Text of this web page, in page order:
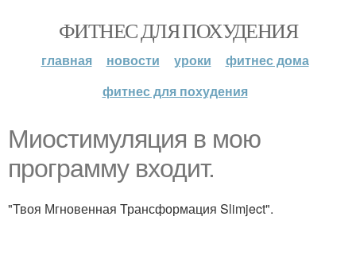
ФИТНЕС ДЛЯ ПОХУДЕНИЯ
главная новости уроки
фитнес дома
фитнес для похудения
Миостимуляция в мою
программу входит.
"Твоя Мгновенная Трансформация Slimject".